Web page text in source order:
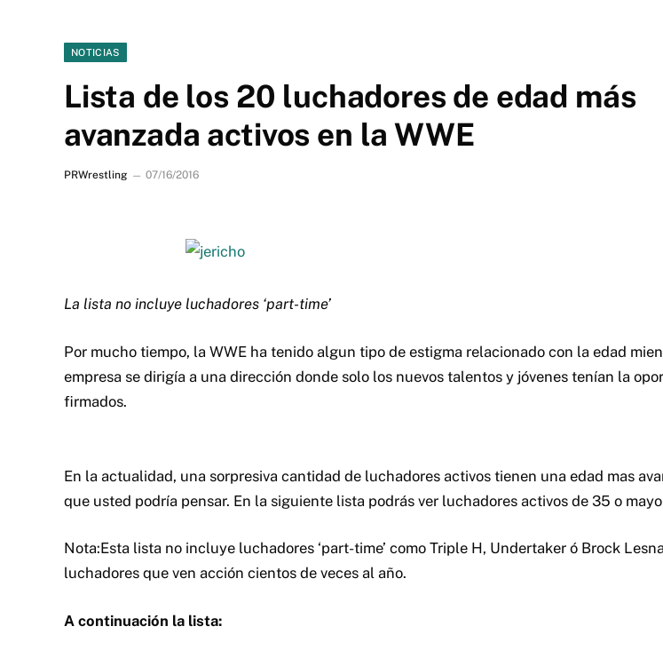
NOTICIAS
Lista de los 20 luchadores de edad más
avanzada activos en la WWE
PRWrestling 07/16/2016
La lista no incluye luchadores ‘part-time’
Por mucho tiempo, la WWE ha tenido algun tipo de estigma relacionado con la edad
empresa se dirigía a una dirección donde solo los nuevos talentos y jóvenes tenían la
firmados.
En la actualidad, una sorpresiva cantidad de luchadores activos tienen una edad mas
que usted podría pensar. En la siguiente lista podrás ver luchadores activos de 35 o
Nota:Esta lista no incluye luchadores ‘part-time’ como Triple H, Undertaker ó Brock
luchadores que ven acción cientos de veces al año.
A continuación la lista: